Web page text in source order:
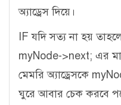
অ্যাড্রেস দিয়ে।
IF যদি সত্য না হয়
myNode->next; এর
মেমরি অ্যাড্রেসকে
ঘুরে আবার চেক করবে